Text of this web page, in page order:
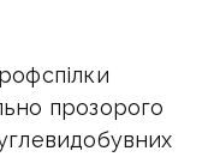
прозорого